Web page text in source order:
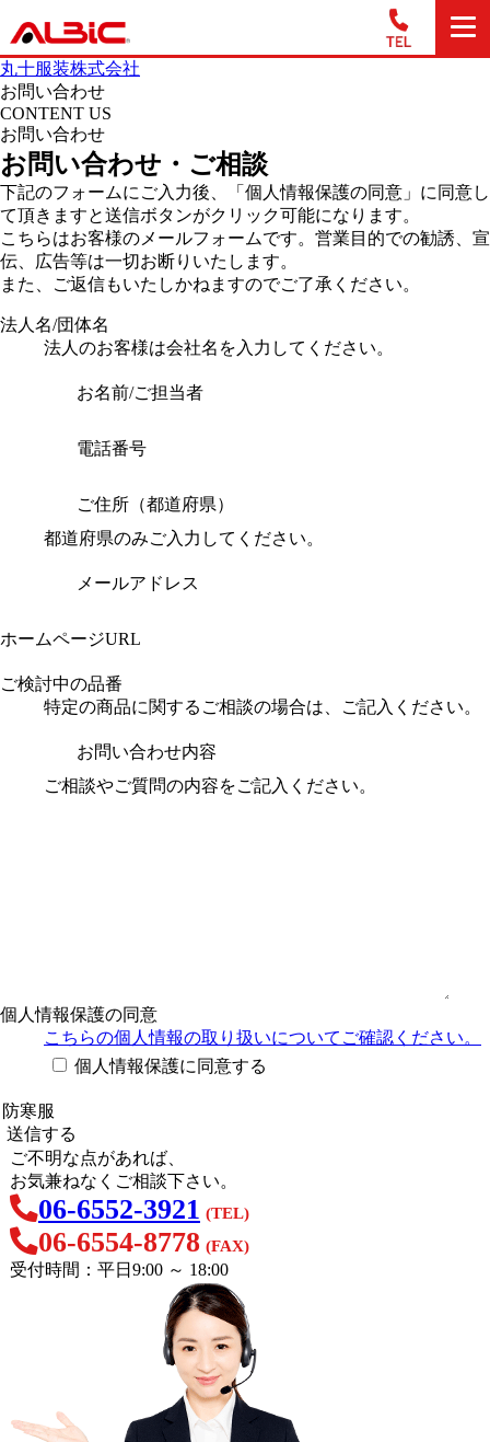
丸十服装株式会社
お問い合わせ
CONTENT US
お問い合わせ
お問い合わせ・ご相談
下記のフォームにご入力後、「個人情報保護の同意」に同意し
て頂きますと送信ボタンがクリック可能になります。
こちらはお客様のメールフォームです。営業目的での勧誘、宣
伝、広告等は一切お断りいたします。
また、ご返信もいたしかねますのでご了承ください。
法人名/団体名
法人のお客様は会社名を入力してください。
お名前/ご担当者
電話番号
ご住所（都道府県）
都道府県のみご入力してください。
メールアドレス
ホームページURL
ご検討中の品番
特定の商品に関するご相談の場合は、ご記入ください。
お問い合わせ内容
ご相談やご質問の内容をご記入ください。
個人情報保護の同意
こちらの個人情報の取り扱いについてご確認ください。
個人情報保護に同意する
ご不明な点があれば、
お気兼ねなくご相談下さい。
06-6552-3921 (TEL)
06-6554-8778 (FAX)
受付時間：平日9:00 ～ 18:00